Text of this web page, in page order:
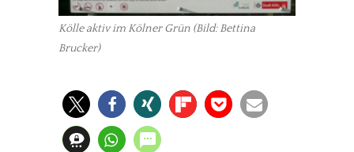
Kölle aktiv im Kölner Grün (Bild: Bettina
Brucker)